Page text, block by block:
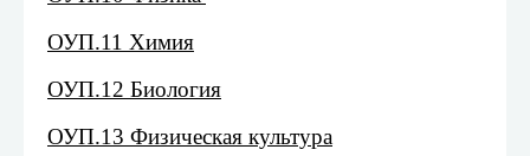
ОУП.11 Химия
ОУП.12 Биология
ОУП.13 Физическая культура